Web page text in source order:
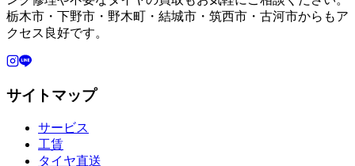
栃木市・下野市・野木町・結城市・筑西市・古河市からもア
クセス良好です。
サイトマップ
サービス
工賃
タイヤ直送